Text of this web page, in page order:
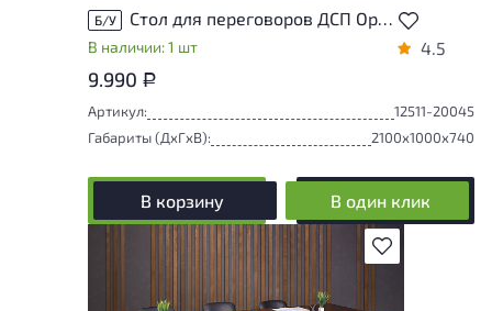
Б/У
В наличии: 1 шт 4.5
9.990 Р
Артикул:
12511-20045
Габариты (ДxГxВ):
2100x1000x740
В корзину В один клик
В избранное